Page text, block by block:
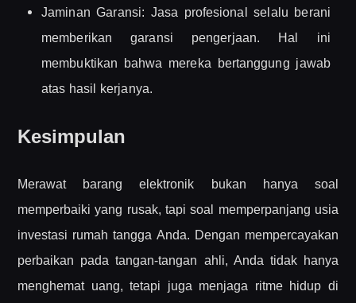
Jaminan Garansi: Jasa profesional selalu berani
memberikan garansi pengerjaan. Hal ini
membuktikan bahwa mereka bertanggung jawab
atas hasil kerjanya.
Kesimpulan
Merawat barang elektronik bukan hanya soal
memperbaiki yang rusak, tapi soal memperpanjang usia
investasi rumah tangga Anda. Dengan mempercayakan
perbaikan pada tangan-tangan ahli, Anda tidak hanya
menghemat uang, tetapi juga menjaga ritme hidup di